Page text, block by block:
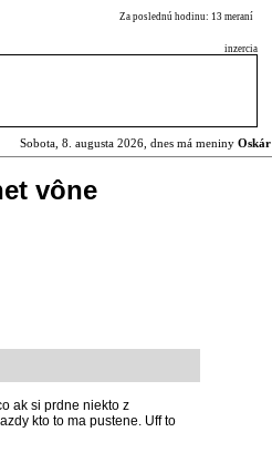
Za poslednú hodinu: 13 meraní
inzercia
Sobota, 8. augusta 2026, dnes má meniny Oskár
vône
ak si prdne niekto z
kto to ma pustene. Uff to